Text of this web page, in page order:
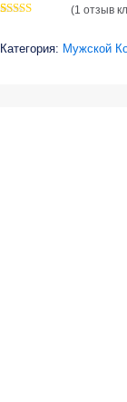
основе
(1 отзыв
Категория: Мужской